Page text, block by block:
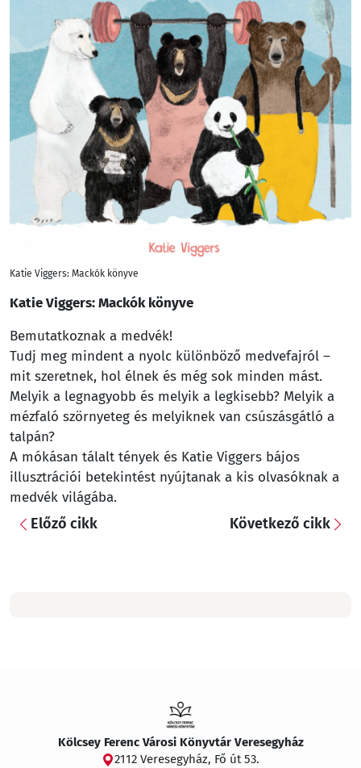
Katie Viggers: Mackók könyve
Katie Viggers: Mackók könyve
Bemutatkoznak a medvék!
Tudj meg mindent a nyolc különböző medvefajról –
mit szeretnek, hol élnek és még sok minden mást.
Melyik a legnagyobb és melyik a legkisebb? Melyik a
mézfaló szörnyeteg és melyiknek van csúszásgátló a
talpán?
A mókásan tálalt tények és Katie Viggers bájos
illusztrációi betekintést nyújtanak a kis olvasóknak a
medvék világába.
Előző cikk Következő cikk
Kölcsey Ferenc Városi Könyvtár Veresegyház
2112 Veresegyház, Fő út 53.